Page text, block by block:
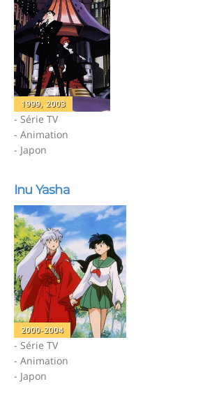
1999, 2003
- Série TV
- Animation
- Japon
Inu Yasha
2000-2004
- Série TV
- Animation
- Japon